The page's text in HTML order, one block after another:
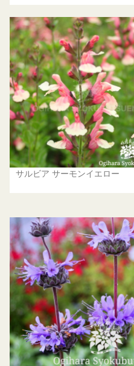
サルビア サーモンイエロー